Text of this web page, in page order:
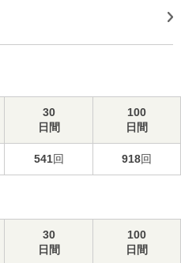
30
日間
100
日間
541回 918回
30
日間
100
日間